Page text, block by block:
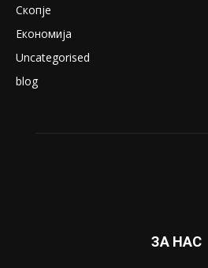
Скопје
Економија
Uncategorised
blog
ЗА НАС